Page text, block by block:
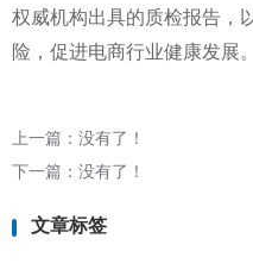
权威机构出具的质检报告，
险，促进电商行业健康发展。
上一篇：没有了！
下一篇：没有了！
文章标签